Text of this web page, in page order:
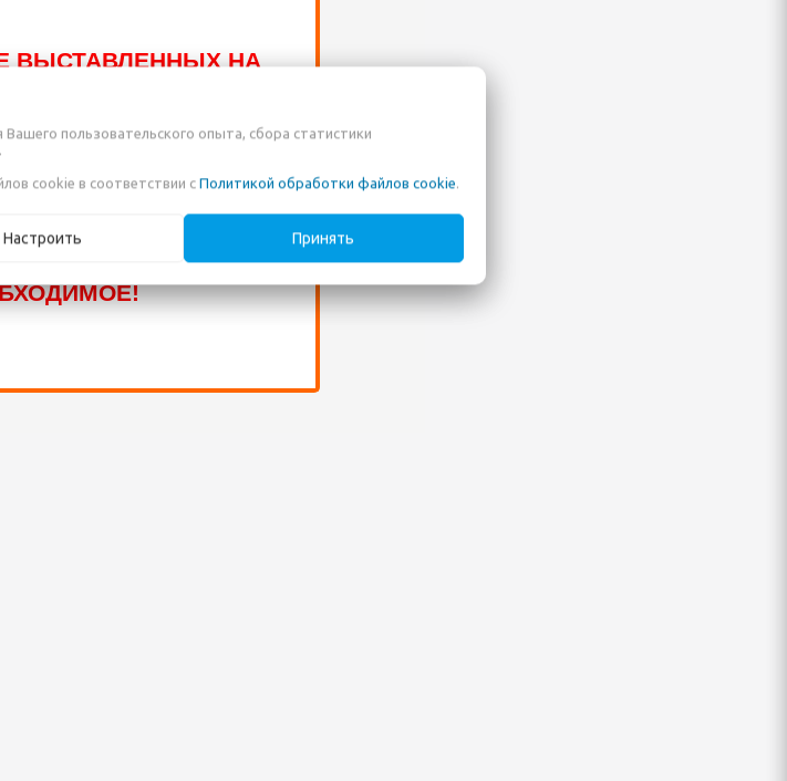
ВЫСТАВЛЕННЫХ НА
ДОСТУПНО К ПРОДАЖЕ
НАИМЕНОВАНИЙ,
НЕ ВНЕСЕНЫ В НАШ
ПО НАШИМ
ПИШИТЕ В ЧАТ И МЫ
ПРИОБРЕСТИ
пользовательского опыта, сбора статистики
cookie в соответствии с Политикой обработки файлов cookie.
Настроить Принять